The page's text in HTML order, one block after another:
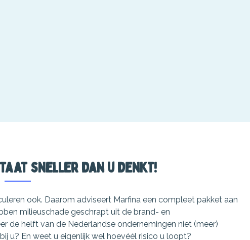
sneller dan u denkt!
ook. Daarom adviseert Marfina een compleet pakket aan
milieuschade geschrapt uit de brand- en
de helft van de Nederlandse ondernemingen niet (meer)
u? En weet u eigenlijk wel hoevéél risico u loopt?